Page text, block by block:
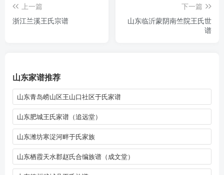
上一篇
浙江兰溪王氏宗谱
下一篇
山东临沂蒙阴南竺院王氏世
谱
山东家谱推荐
山东青岛崂山区王山口社区于氏家谱
山东肥城王氏家谱（追远堂）
山东潍坊寒浞河畔于氏家族
山东栖霞天水郡赵氏合编族谱（成文堂）